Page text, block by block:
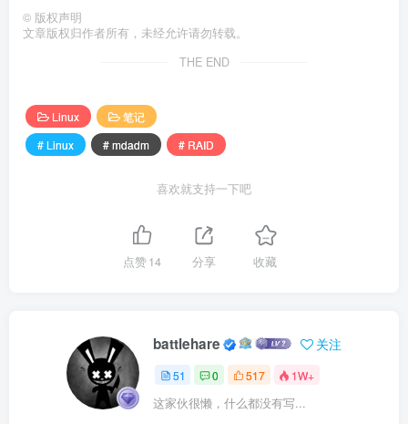
创建磁盘阵列
我没有那么大容量的硬盘，而且系统也是legacy bios引
第一步：查看分区表
先确认前面已经用 wipefs ​清空了旧硬盘上的分区表信
# 查看分区表
wipefs -a -f /dev/sdb
注意：如果是gpt分区，注意要用 gdisk
​先分
区，/dev/sdb1和/dev/sdc1，下面创建raid的时候也是
© 版权声明
文章版权归作者所有，未经允许请勿转载。
THE END
Linux
笔记
# Linux
# mdadm # RAID
喜欢就支持一下吧
点赞14 分享 收藏
battlehare 关注
51 0 517 1W+
这家伙很懒，什么都没有写...